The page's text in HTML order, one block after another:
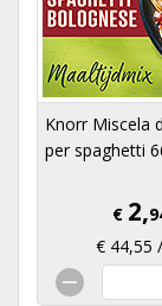
Knorr Miscela
per spaghetti
€ 2,
€ 44,55